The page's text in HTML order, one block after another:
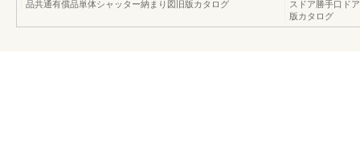
品共通有償品単体シャッター納まり図旧版カタログ
スドア勝手口ド
版カタログ